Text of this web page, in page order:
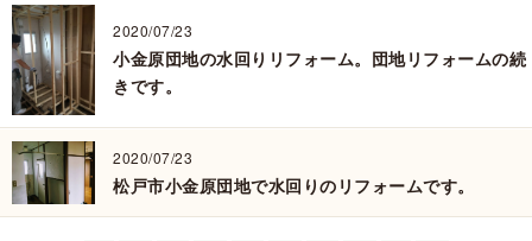
2020/07/23
小金原団地の水回りリフォーム。団地リフォームの続
きです。
2020/07/23
松戸市小金原団地で水回りのリフォームです。